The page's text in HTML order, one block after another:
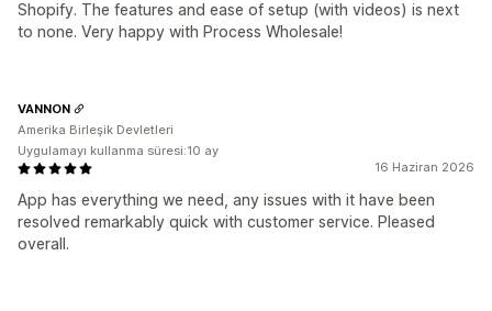
Shopify. The features and ease of setup (with videos) is next
to none. Very happy with Process Wholesale!
16 Haziran 2026
App has everything we need, any issues with it have been
resolved remarkably quick with customer service. Pleased
overall.
VANNON
Amerika Birleşik Devletleri
Uygulamayı kullanma süresi:10 ay